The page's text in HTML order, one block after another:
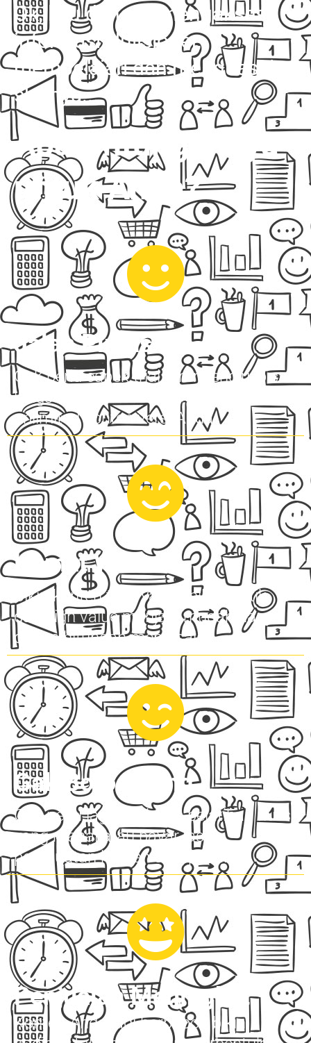
Ok, lalu dengan mengakses
informasi Nulisioner,
mempelajari dan menguasai
skillnya...
Apa Untungannya
untuk Anda?
Jalan Pintas
Gak perlu capek trial error sendiri, bisa
langsung tiru cara saya untuk produksi
unlimited konten versi Anda
Hemat Waktu
Bikin konten teks yang unik, otentik
dan high value menjadi mudah hanya
dalam hitungan menit saja
Gak Boros Uang
Gak perlu lagi ikut kelas pelatihan nulis
yang mahal atau bayar jasa
pembuatan konten siap pakai
Penjualan Meningkat
Konten Anda jadi berbobot, bikin